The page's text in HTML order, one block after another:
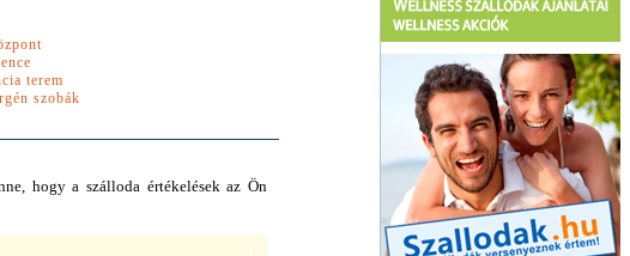
terem
szobák
hogy a szálloda értékelések az Ön